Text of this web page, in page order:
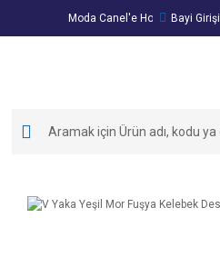
Moda Canel'e Hoşgeldiniz!
Bayi Girişi